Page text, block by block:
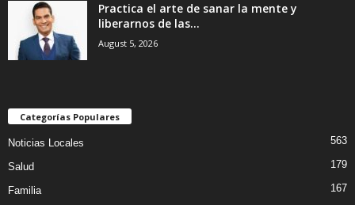
Practica el arte de sanar la mente y
liberarnos de las...
August 5, 2026
Categorías Populares
Noticias Locales 563
Salud 179
Familia 167